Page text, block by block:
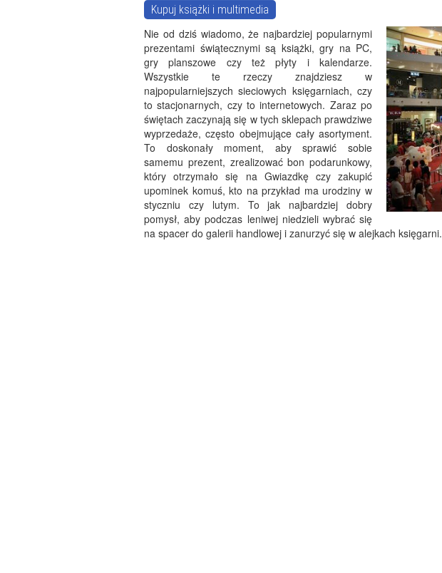
Kupuj książki i multimedia
Nie od dziś wiadomo, że najbardziej popularnymi
prezentami świątecznymi są książki, gry na PC,
gry planszowe czy też płyty i kalendarze.
Wszystkie te rzeczy znajdziesz w
najpopularniejszych sieciowych księgarniach, czy
to stacjonarnych, czy to internetowych. Zaraz po
świętach zaczynają się w tych sklepach prawdziwe
wyprzedaże, często obejmujące cały asortyment.
To doskonały moment, aby sprawić sobie
samemu prezent, zrealizować bon podarunkowy,
który otrzymało się na Gwiazdkę czy zakupić
upominek komuś, kto na przykład ma urodziny w
styczniu czy lutym. To jak najbardziej dobry
pomysł, aby podczas leniwej niedzieli wybrać się
na spacer do galerii handlowej i zanurzyć się w alejkach księgarni.